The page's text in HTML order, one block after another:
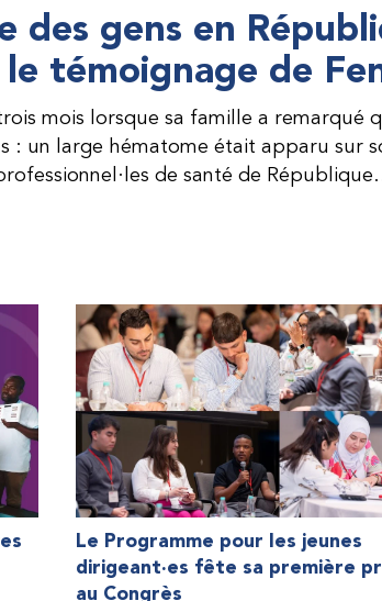
des gens en
témoignage de
mois lorsque sa famille a remarqué
: un large hématome était apparu sur
de santé de République
l’hémophilie, ce qui rendait son
prescrite. À cause de ces soins limités,
manquait l’école, était
très graves aux deux genoux. Ce
à recevoir des dons de facteur fournis
de la Fédération mondiale de
vie meilleure.
Le Programme pour les jeunes
dirigeant·es fête sa première
au Congrès